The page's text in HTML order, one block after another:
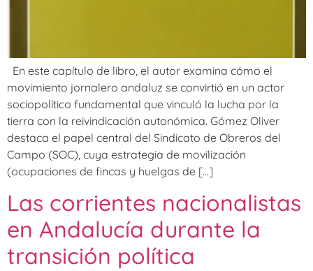
En este capítulo de libro, el autor examina cómo el
movimiento jornalero andaluz se convirtió en un actor
sociopolítico fundamental que vinculó la lucha por la
tierra con la reivindicación autonómica. Gómez Oliver
destaca el papel central del Sindicato de Obreros del
Campo (SOC), cuya estrategia de movilización
(ocupaciones de fincas y huelgas de […]
Las corrientes nacionalistas
en Andalucía durante la
transición política